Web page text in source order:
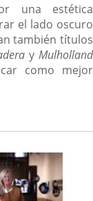
una estética
el lado oscuro
también títulos
yMulholland
como mejor